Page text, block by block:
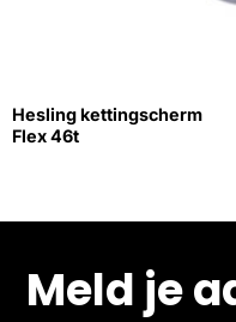
Hesling kettingscherm
Flex 46t
Meld je